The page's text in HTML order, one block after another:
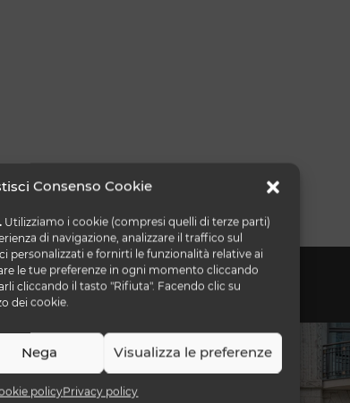
Consenso Cookie
Utilizziamo i cookie (compresi quelli di terze parti)
di navigazione, analizzare il traffico sul
personalizzati e fornirti le funzionalità relative ai
le tue preferenze in ogni momento cliccando
cliccando il tasto "Rifiuta". Facendo clic su
dei cookie.
Nega Visualizza le preferenze
policyPrivacy policy